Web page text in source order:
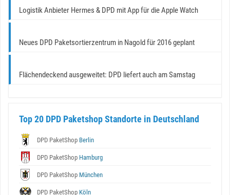
Logistik Anbieter Hermes & DPD mit App für die Apple Watch
Neues DPD Paketsortierzentrum in Nagold für 2016 geplant
Flächendeckend ausgeweitet: DPD liefert auch am Samstag
Top 20 DPD Paketshop Standorte in Deutschland
DPD PaketShop Berlin
DPD PaketShop Hamburg
DPD PaketShop München
DPD PaketShop Köln